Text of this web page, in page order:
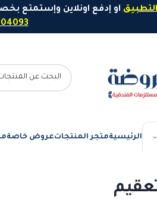
التطبيق او إدفع اونلاين وإستمتع بخصم 10% مع شحن مجاني لأي طلب بـ 1000 جنيهاً او اكثر - ارقامنا
الرئيسيةمتجر المنتجاتعروض خاصة